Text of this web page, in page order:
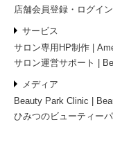
店舗会員登録・ログイン
サービス
サロン専用HP制作
サロン運営サポート
メディア
Beauty Park Clinic
ひみつのビューティー